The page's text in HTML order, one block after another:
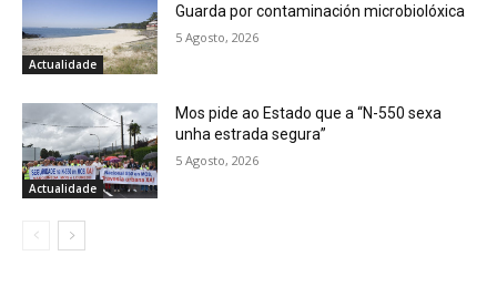
Actualidade
Guarda por contaminación microbiolóxica
5 Agosto, 2026
Actualidade
Mos pide ao Estado que a “N-550 sexa
unha estrada segura”
5 Agosto, 2026